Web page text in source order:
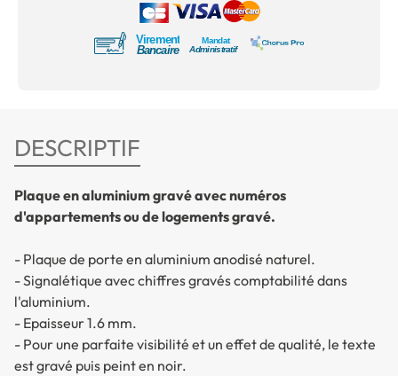
DESCRIPTIF
Plaque en aluminium gravé avec numéros
d'appartements ou de logements gravé.
- Plaque de porte en aluminium anodisé naturel.
- Signalétique avec chiffres gravés comptabilité dans
l'aluminium.
- Epaisseur 1.6 mm.
- Pour une parfaite visibilité et un effet de qualité, le texte
est gravé puis peint en noir.